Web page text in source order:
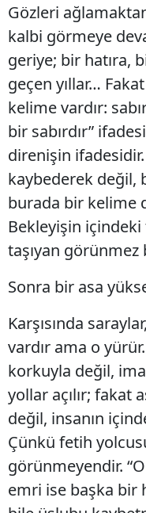
Gözleri
kalbi görmeye
geriye; bir hatıra,
geçen yıllar…
kelime vardır:
bir sabırdır”
direnişin
kaybederek değil,
burada bir kelime
Bekleyişin
taşıyan
Sonra bir asa
Karşısında
vardır ama o
korkuyla değil,
yollar açılır; fakat
değil, insanın
Çünkü fetih
görünmeyendir.
emri ise başka bir